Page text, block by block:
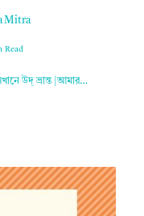
Mitra
Read
উদ্ ভ্রান্ত |আমার…